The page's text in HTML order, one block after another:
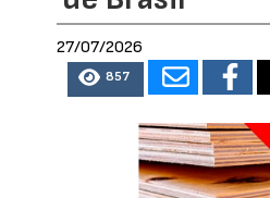
27/07/2026
857